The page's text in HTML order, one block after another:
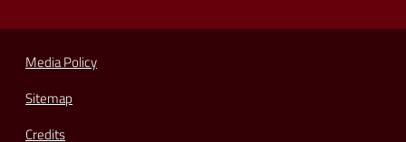
Media Policy
Sitemap
Credits